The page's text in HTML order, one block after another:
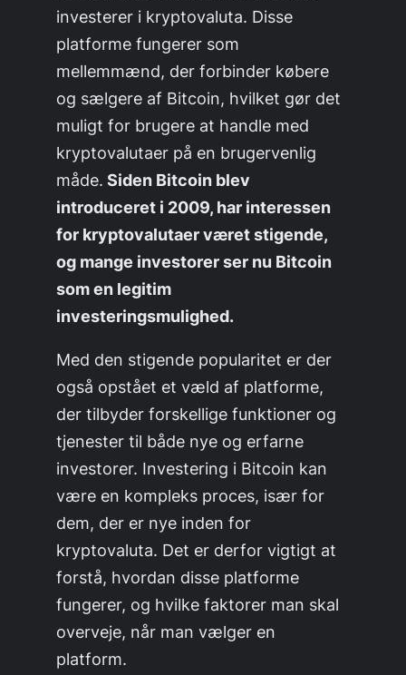
investerer i kryptovaluta. Disse
platforme fungerer som
mellemmænd, der forbinder købere
og sælgere af Bitcoin, hvilket gør det
muligt for brugere at handle med
kryptovalutaer på en brugervenlig
måde. Siden Bitcoin blev
introduceret i 2009, har interessen
for kryptovalutaer været stigende,
og mange investorer ser nu Bitcoin
som en legitim
investeringsmulighed.
Med den stigende popularitet er der
også opstået et væld af platforme,
der tilbyder forskellige funktioner og
tjenester til både nye og erfarne
investorer. Investering i Bitcoin kan
være en kompleks proces, især for
dem, der er nye inden for
kryptovaluta. Det er derfor vigtigt at
forstå, hvordan disse platforme
fungerer, og hvilke faktorer man skal
overveje, når man vælger en
platform.